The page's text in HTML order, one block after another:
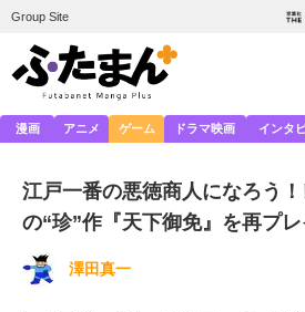
Group Site
漫画 アニメ ゲーム ドラマ映画 インタ
江戸一番の悪徳商人になろう
の“珍”作『天下御免』を再プレ
澤田真一